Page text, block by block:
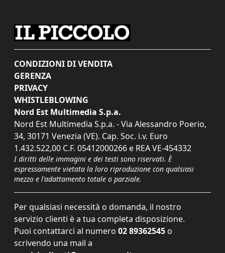
CONDIZIONI DI VENDITA
GERENZA
PRIVACY
WHISTLEBLOWING
Nord Est Multimedia S.p.a.
Nord Est Multimedia S.p.a. - Via Alessandro Poerio,
34, 30171 Venezia (VE). Cap. Soc. i.v. Euro
1.432.522,00 C.F. 05412000266 e REA VE-454332
I diritti delle immagini e dei testi sono riservati. È
espressamente vietata la loro riproduzione con qualsiasi
mezzo e l'adattamento totale o parziale.
Per qualsiasi necessità o domanda, il nostro
servizio clienti è a tua completa disposizione.
Puoi contattarci al numero 02 89362545 o
scrivendo una mail a